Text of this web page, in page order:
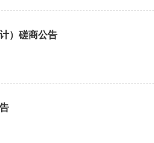
）磋商公告